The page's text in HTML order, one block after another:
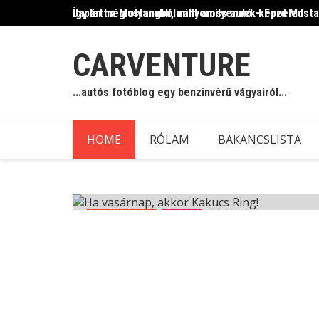
to
Így lett a Mustangból rallycross autó – Ford
Japán még olyanabb, mint amilyennek képzeled
CARVENTURE
...autós fotóblog egy benzinvérű vágyairól...
HOME RÓLAM BAKANCSLISTA